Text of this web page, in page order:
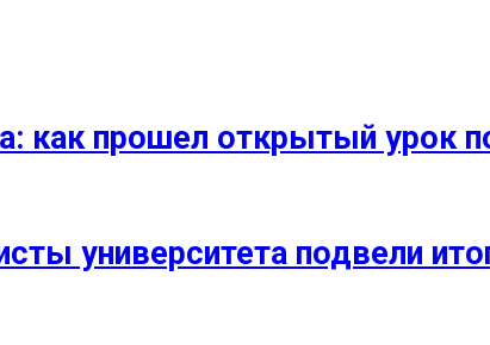
как прошел открытый урок
университета подвели